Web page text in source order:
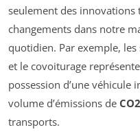
seulement des innovations
changements dans notre
quotidien. Par exemple,
et le covoiturage
possession d’une
volume d’émissions de CO2
transports.